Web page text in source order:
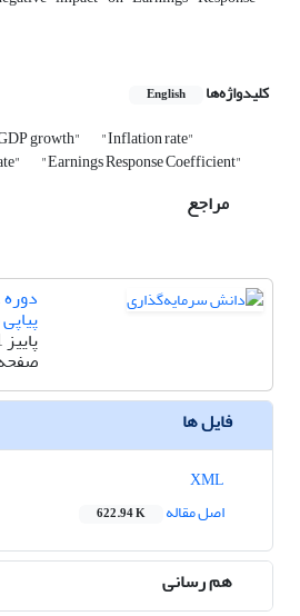
کلیدواژه‌ها English
growth" "Inflation rate"
"Earnings Response Coefficient"
مراجع
پیاپی 43
پاییز 1401
فایل ها
اصل مقاله
622.94 K
هم رسانی